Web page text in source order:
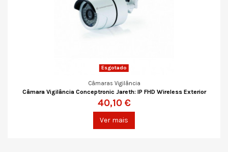
Esgotado
Câmaras Vigilância
Câmara Vigilância Conceptronic Jareth: IP FHD Wireless Exterior
40,10 €
Ver mais